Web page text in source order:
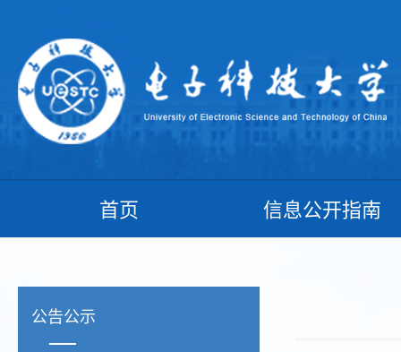
首页 信息公开指南
公告公示